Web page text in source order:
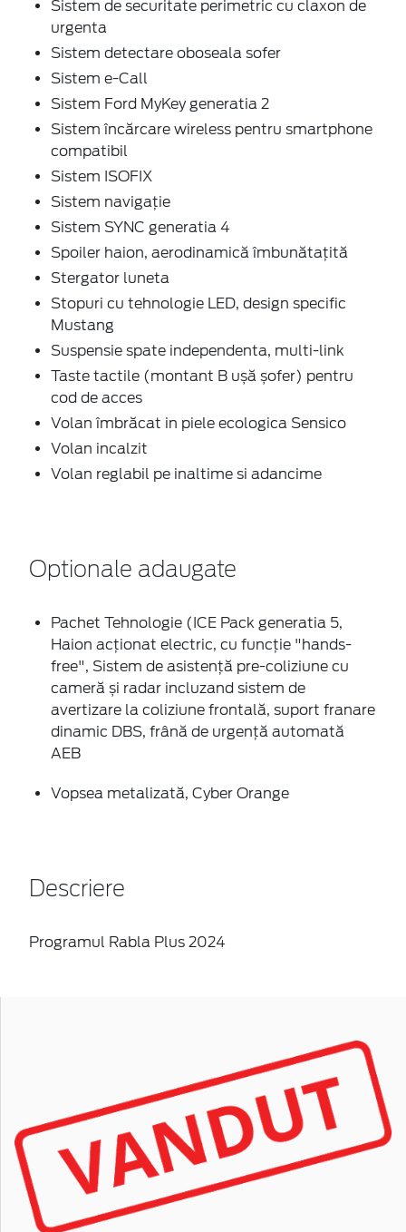
Sistem de securitate perimetric cu claxon de
urgenta
Sistem detectare oboseala sofer
Sistem e-Call
Sistem Ford MyKey generatia 2
Sistem încărcare wireless pentru smartphone
compatibil
Sistem ISOFIX
Sistem navigație
Sistem SYNC generatia 4
Spoiler haion, aerodinamică îmbunătațită
Stergator luneta
Stopuri cu tehnologie LED, design specific
Mustang
Suspensie spate independenta, multi-link
Taste tactile (montant B ușă șofer) pentru
cod de acces
Volan îmbrăcat in piele ecologica Sensico
Volan incalzit
Volan reglabil pe inaltime si adancime
Optionale adaugate
Pachet Tehnologie (ICE Pack generatia 5,
Haion acționat electric, cu funcție "hands-
free", Sistem de asistență pre-coliziune cu
cameră și radar incluzand sistem de
avertizare la coliziune frontală, suport franare
dinamic DBS, frână de urgență automată
AEB
Vopsea metalizată, Cyber Orange
Descriere
Programul Rabla Plus 2024